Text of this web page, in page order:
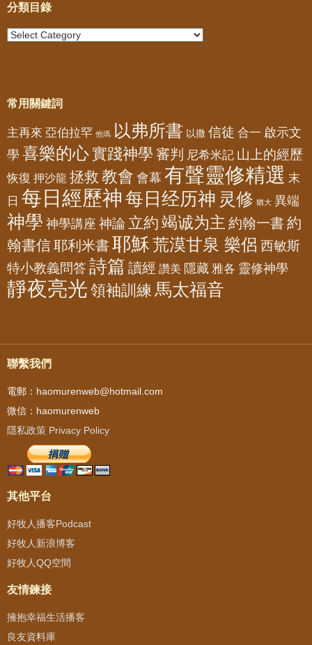
分類目錄
常用關鍵詞
主再來 亞伯拉罕 他瑪 以弗所書 以撒 信徒 合一 啟示文
學 喜樂的心實踐神學 審判 尼希米記 山上的經歷
恢復 押沙龍 拯救 教會 會幕 有聲靈修精選 末
日 每日經歷神 每日经历神 灵修 猶大 異端
神學 神學講座 神論 立約 竭诚为主 約翰一書 約
翰書信耶利米書 耶穌荒漠甘泉 樂侶 西敏斯
特小教義問答詩篇 讀經 讚美 隱藏 雅各 靈修神學
靜夜亮光 領袖訓練 馬太福音
聯繫我們
電郵：haomurenweb@hotmail.com
微信：haomurenweb
隱私政策 Privacy Policy
其他平台
好牧人播客Podcast
好牧人新浪博客
好牧人QQ空間
友情鍊接
擁抱幸福生活播客
良友資料庫